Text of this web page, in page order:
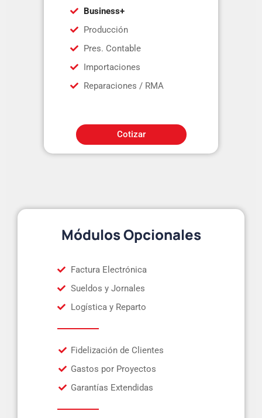
Business+
Producción
Pres. Contable
Importaciones
Reparaciones / RMA
Cotizar
Módulos Opcionales
Factura Electrónica
Sueldos y Jornales
Logística y Reparto
Fidelización de Clientes
Gastos por Proyectos
Garantías Extendidas